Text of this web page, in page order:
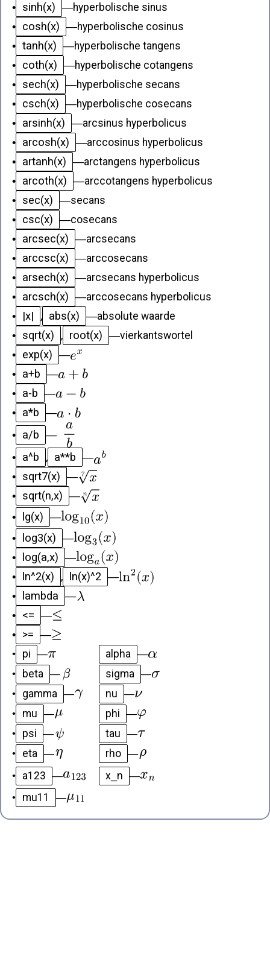
•
sinh(x) —hyperbolische sinus
•
cosh(x) —hyperbolische cosinus
• tanh(x) —hyperbolische tangens
•
coth(x) —hyperbolische cotangens
•
sech(x) —hyperbolische secans
•
csch(x) —hyperbolische cosecans
•
arsinh(x) —arcsinus hyperbolicus
•
arcosh(x) —arccosinus hyperbolicus
•
artanh(x) —arctangens hyperbolicus
•
arcoth(x) —arccotangens hyperbolicus
•
sec(x) —secans
•
csc(x) —cosecans
•
arcsec(x) —arcsecans
•
arccsc(x) —arccosecans
•
arsech(x) —arcsecans hyperbolicus
•
arcsch(x) —arccosecans hyperbolicus
•
|x| , abs(x) —absolute waarde
•
sqrt(x) , root(x) —vierkantswortel
•
exp(x) —
•
a+b —
•
a-b —
•
a*b —
•
a/b —
•
a^b , a**b —
•
sqrt7(x) —
•
sqrt(n,x) —
•
lg(x) —
•
log3(x) —
•
log(a,x) —
•
ln^2(x) , ln(x)^2 —
•
lambda —
•
<= —
•
>= —
• pi — alpha
—
•
beta — sigma
—
•
gamma — nu
—
•
mu — phi
—
•
psi — tau
—
•
eta — rho
—
•
a123 — x_n
—
•
mu11 —